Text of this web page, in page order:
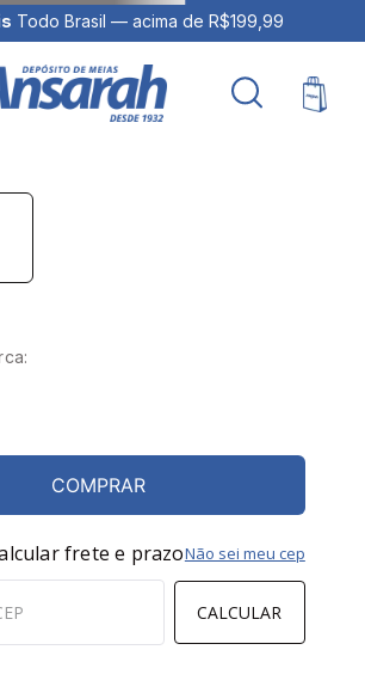
Todo Brasil — acima de R$199,99
COMPRAR
frete e prazo
CALCULAR
Não sei meu cep